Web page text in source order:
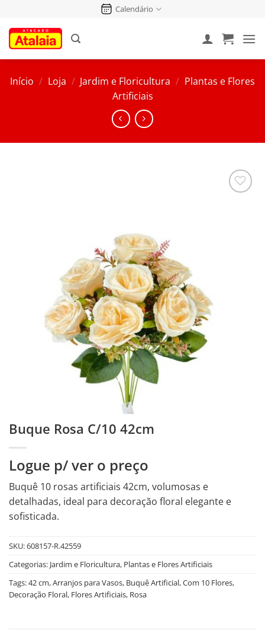
conteúdo
Calendário
Início / Loja / Jardim e Floricultura / Plantas e Flores
Artificiais
Buque Rosa C/10 42cm
Logue p/ ver o preço
Buquê 10 rosas artificiais 42cm, volumosas e
detalhadas, ideal para decoração floral elegante e
sofisticada.
SKU:608157-R.42559
Categorias: Jardim e Floricultura, Plantas e Flores Artificiais
Tags:42 cm,Arranjos para Vasos, Buquê Artificial,Com 10 Flores,
Decoração Floral, Flores Artificiais, Rosa